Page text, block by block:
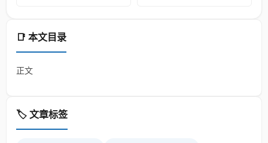
📑 本文目录
正文
🏷️ 文章标签